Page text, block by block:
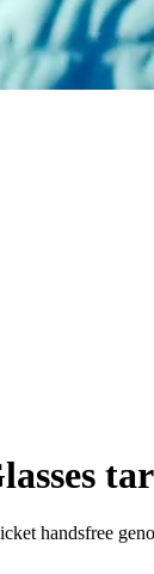
handsfree